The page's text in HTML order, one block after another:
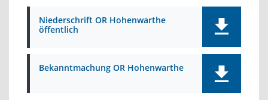
Niederschrift OR Hohenwarthe
öffentlich
Bekanntmachung OR Hohenwarthe